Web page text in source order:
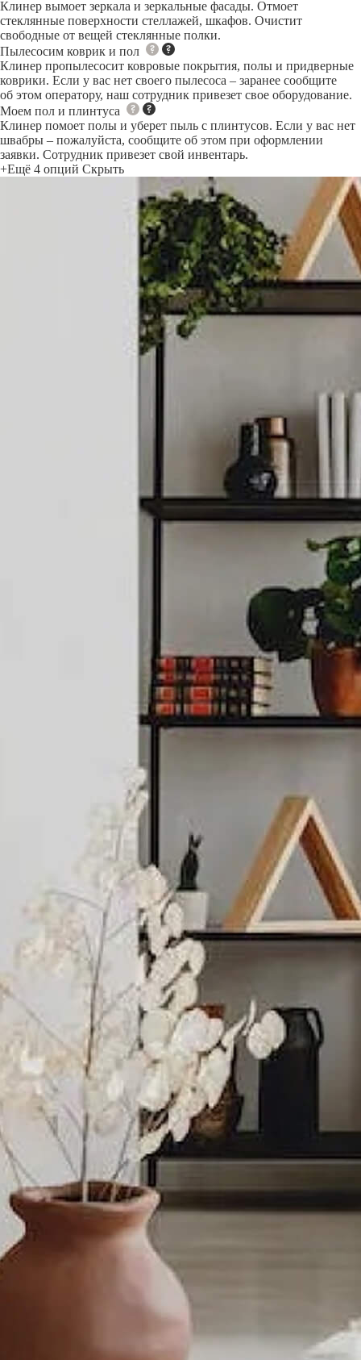
Клинер вымоет зеркала и зеркальные фасады. Отмоет
стеклянные поверхности стеллажей, шкафов. Очистит
свободные от вещей стеклянные полки.
Пылесосим коврик и пол
Клинер пропылесосит ковровые покрытия, полы и придверные
коврики. Если у вас нет своего пылесоса – заранее сообщите
об этом оператору, наш сотрудник привезет свое оборудование.
Моем пол и плинтуса
Клинер помоет полы и уберет пыль с плинтусов. Если у вас нет
швабры – пожалуйста, сообщите об этом при оформлении
заявки. Сотрудник привезет свой инвентарь.
+Ещё 4 опций Скрыть